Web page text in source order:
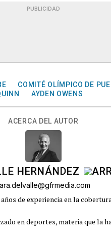
PUBLICIDAD
COMITÉ OLÍMPICO DE
AYDEN OWENS
ACERCA DEL AUTOR
HERNÁNDEZ
de experiencia en la
en deportes, materia que la